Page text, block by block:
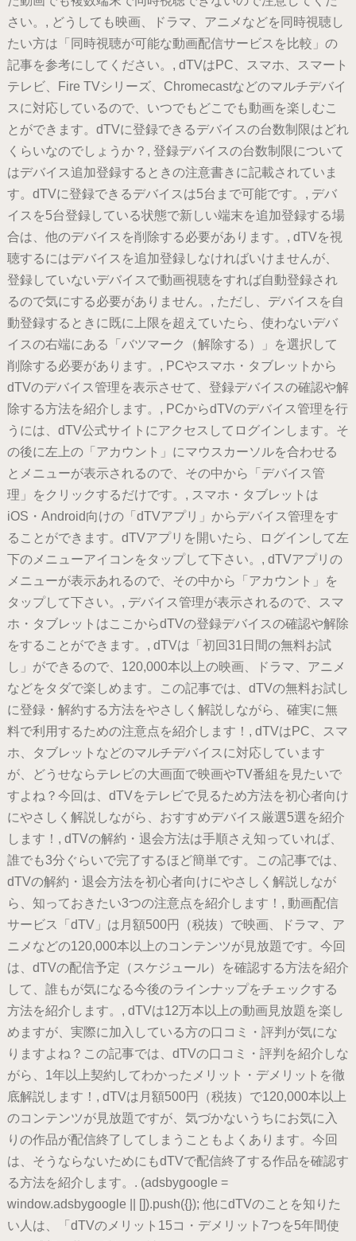
さい。, どうしても映画、ドラマ、アニメなどを同時視聴し
たい方は「同時視聴が可能な動画配信サービスを比較」の
記事を参考にしてください。, dTVはPC、スマホ、スマート
テレビ、Fire TVシリーズ、Chromecastなどのマルチデバイ
スに対応しているので、いつでもどこでも動画を楽しむこ
とができます。dTVに登録できるデバイスの台数制限はどれ
くらいなのでしょうか？, 登録デバイスの台数制限について
はデバイス追加登録するときの注意書きに記載されていま
す。dTVに登録できるデバイスは5台まで可能です。, デバ
イスを5台登録している状態で新しい端末を追加登録する場
合は、他のデバイスを削除する必要があります。, dTVを視
聴するにはデバイスを追加登録しなければいけませんが、
登録していないデバイスで動画視聴をすれば自動登録され
るので気にする必要がありません。, ただし、デバイスを自
動登録するときに既に上限を超えていたら、使わないデバ
イスの右端にある「バツマーク（解除する）」を選択して
削除する必要があります。, PCやスマホ・タブレットから
dTVのデバイス管理を表示させて、登録デバイスの確認や解
除する方法を紹介します。, PCからdTVのデバイス管理を行
うには、dTV公式サイトにアクセスしてログインします。そ
の後に左上の「アカウント」にマウスカーソルを合わせる
とメニューが表示されるので、その中から「デバイス管
理」をクリックするだけです。, スマホ・タブレットは
iOS・Android向けの「dTVアプリ」からデバイス管理をす
ることができます。dTVアプリを開いたら、ログインして左
下のメニューアイコンをタップして下さい。, dTVアプリの
メニューが表示あれるので、その中から「アカウント」を
タップして下さい。, デバイス管理が表示されるので、スマ
ホ・タブレットはここからdTVの登録デバイスの確認や解除
をすることができます。, dTVは「初回31日間の無料お試
し」ができるので、120,000本以上の映画、ドラマ、アニメ
などをタダで楽しめます。この記事では、dTVの無料お試し
に登録・解約する方法をやさしく解説しながら、確実に無
料で利用するための注意点を紹介します！, dTVはPC、スマ
ホ、タブレットなどのマルチデバイスに対応しています
が、どうせならテレビの大画面で映画やTV番組を見たいで
すよね？今回は、dTVをテレビで見るため方法を初心者向け
にやさしく解説しながら、おすすめデバイス厳選5選を紹介
します！, dTVの解約・退会方法は手順さえ知っていれば、
誰でも3分ぐらいで完了するほど簡単です。この記事では、
dTVの解約・退会方法を初心者向けにやさしく解説しなが
ら、知っておきたい3つの注意点を紹介します！, 動画配信
サービス「dTV」は月額500円（税抜）で映画、ドラマ、ア
ニメなどの120,000本以上のコンテンツが見放題です。今回
は、dTVの配信予定（スケジュール）を確認する方法を紹介
して、誰もが気になる今後のラインナップをチェックする
方法を紹介します。, dTVは12万本以上の動画見放題を楽し
めますが、実際に加入している方の口コミ・評判が気にな
りますよね？この記事では、dTVの口コミ・評判を紹介しな
がら、1年以上契約してわかったメリット・デメリットを徹
底解説します！, dTVは月額500円（税抜）で120,000本以上
のコンテンツが見放題ですが、気づかないうちにお気に入
りの作品が配信終了してしまうこともよくあります。今回
は、そうならないためにもdTVで配信終了する作品を確認す
る方法を紹介します。. (adsbygoogle =
window.adsbygoogle || []).push({}); 他にdTVのことを知りた
い人は、「dTVのメリット15コ・デメリット7つを5年間使